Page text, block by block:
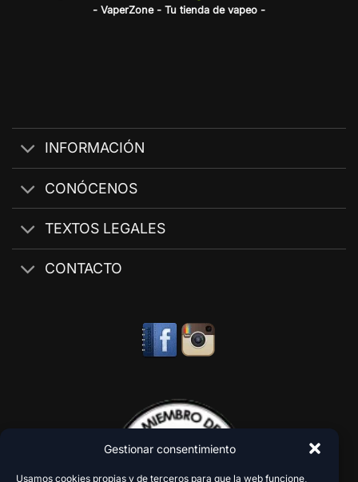
Gestionar consentimiento
Usamos cookies propias y de terceros para que la web funcione,
- VaperZone - Tu tienda de vapeo -
INFORMACIÓN
CONÓCENOS
TEXTOS LEGALES
CONTACTO